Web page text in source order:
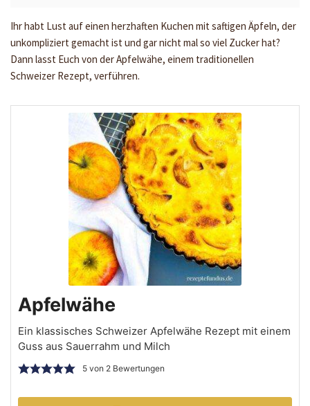
Ihr habt Lust auf einen herzhaften Kuchen mit saftigen Äpfeln, der
unkompliziert gemacht ist und gar nicht mal so viel Zucker hat?
Dann lasst Euch von der Apfelwähe, einem traditionellen
Schweizer Rezept, verführen.
Apfelwähe
Ein klassisches Schweizer Apfelwähe Rezept mit einem
Guss aus Sauerrahm und Milch
5von 2Bewertungen